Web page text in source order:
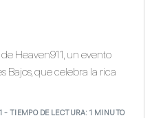
Heaven911, un evento
Bajos, que celebra la rica
1 - TIEMPO DE LECTURA: 1 MINUTO